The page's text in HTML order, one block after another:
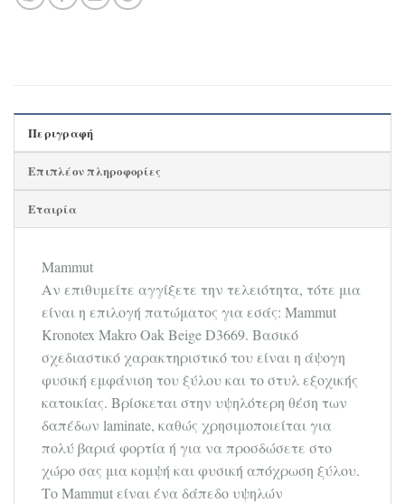
Περιγραφή
Επιπλέον πληροφορίες
Εταιρία
Mammut
Αν επιθυμείτε αγγίξετε την τελειότητα, τότε μια
είναι η επιλογή πατώματος για εσάς: Mammut
Kronotex Makro Oak Beige D3669. Βασικό
σχεδιαστικό χαρακτηριστικό του είναι η άψογη
φυσική εμφάνιση του ξύλου και το στυλ εξοχικής
κατοικίας. Βρίσκεται στην υψηλότερη θέση των
δαπέδων laminate, καθώς χρησιμοποιείται για
πολύ βαριά φορτία ή για να προσδώσετε στο
χώρο σας μια κομψή και φυσική απόχρωση ξύλου.
Το Mammut είναι ένα δάπεδο υψηλών